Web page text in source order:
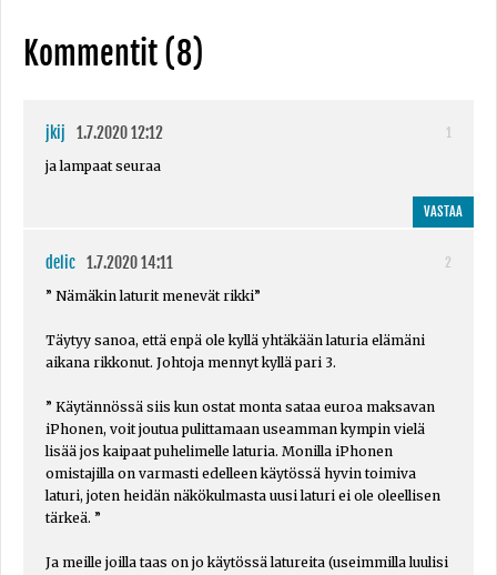
Kommentit (8)
jkij 1.7.2020 12:12
1
ja lampaat seuraa
VASTAA
delic 1.7.2020 14:11
2
” Nämäkin laturit menevät rikki”
Täytyy sanoa, että enpä ole kyllä yhtäkään laturia elämäni
aikana rikkonut. Johtoja mennyt kyllä pari 3.
” Käytännössä siis kun ostat monta sataa euroa maksavan
iPhonen, voit joutua pulittamaan useamman kympin vielä
lisää jos kaipaat puhelimelle laturia. Monilla iPhonen
omistajilla on varmasti edelleen käytössä hyvin toimiva
laturi, joten heidän näkökulmasta uusi laturi ei ole oleellisen
tärkeä. ”
Ja meille joilla taas on jo käytössä latureita (useimmilla luulisi